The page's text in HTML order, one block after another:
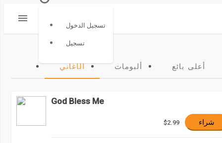
تسجيل الدخول
تسجيل
الأغاني ألبومات أعلى بائع
God Bless Me
$2.99 شراء